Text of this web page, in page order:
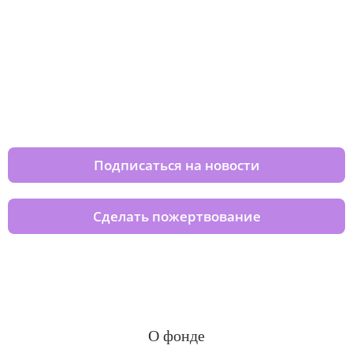
Подписаться на новости
Сделать пожертвование
О фонде